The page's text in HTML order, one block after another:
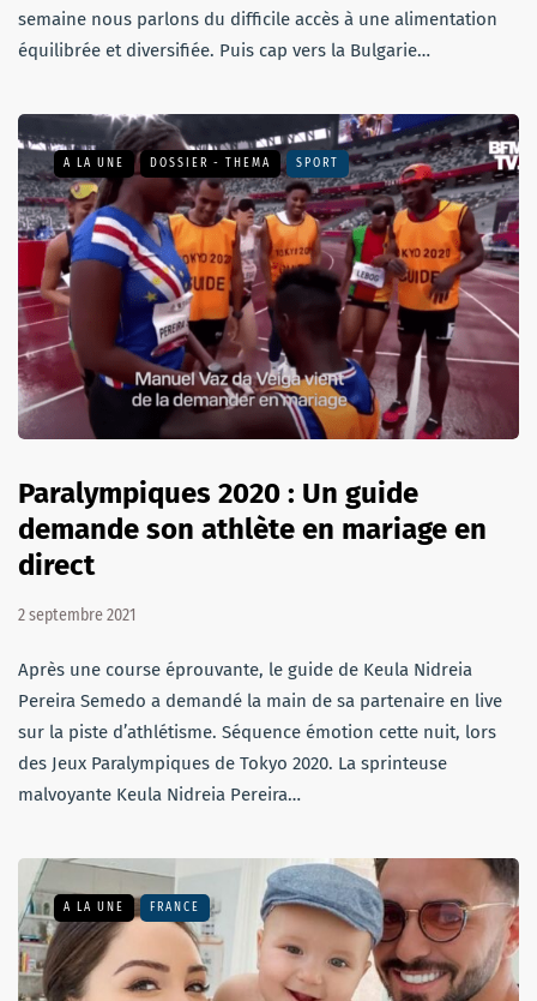
semaine nous parlons du difficile accès à une alimentation
équilibrée et diversifiée. Puis cap vers la Bulgarie…
A LA UNE DOSSIER - THEMA SPORT
Paralympiques 2020 : Un guide
demande son athlète en mariage en
direct
2 septembre 2021
Après une course éprouvante, le guide de Keula Nidreia
Pereira Semedo a demandé la main de sa partenaire en live
sur la piste d’athlétisme. Séquence émotion cette nuit, lors
des Jeux Paralympiques de Tokyo 2020. La sprinteuse
malvoyante Keula Nidreia Pereira…
A LA UNE FRANCE